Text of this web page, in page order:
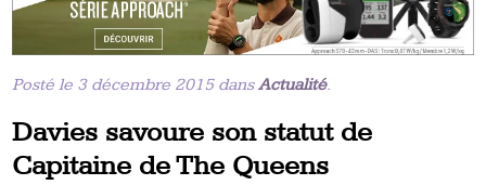
Posté le 3 décembre 2015 dansActualité.
Davies savoure son statut de
Capitaine de The Queens